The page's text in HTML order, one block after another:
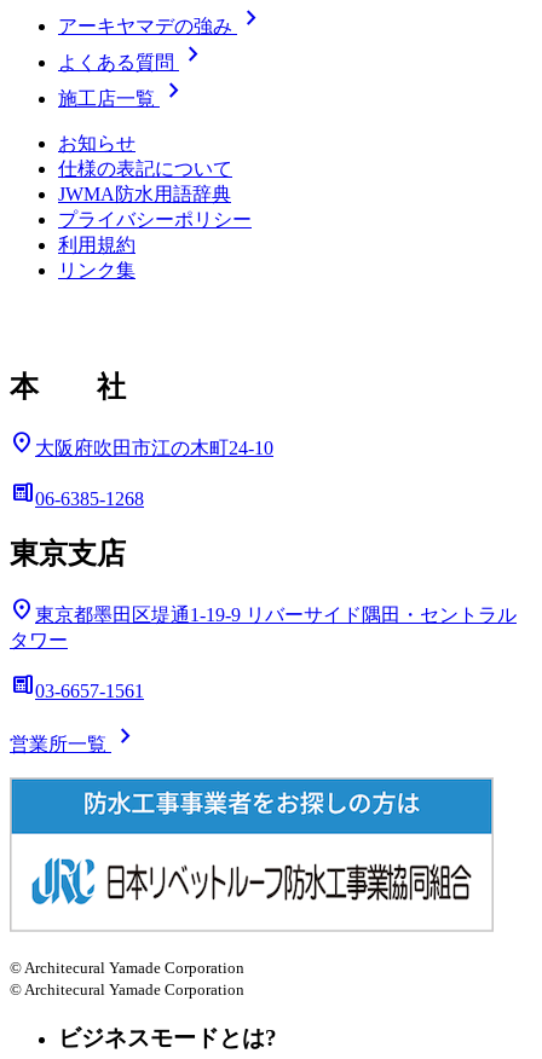
アーキヤマデの強み chevron_right
よくある質問 chevron_right
施工店一覧 chevron_right
お知らせ
仕様の表記について
JWMA防水用語辞典
プライバシーポリシー
利用規約
リンク集
本 社
location_on 大阪府吹田市江の木町24-10
deskphone06-6385-1268
東京支店
location_on 東京都墨田区堤通1-19-9 リバーサイド隅田・セントラル
タワー
deskphone03-6657-1561
営業所一覧 chevron_right
© Architecural Yamade Corporation
© Architecural Yamade Corporation
ビジネスモードとは?